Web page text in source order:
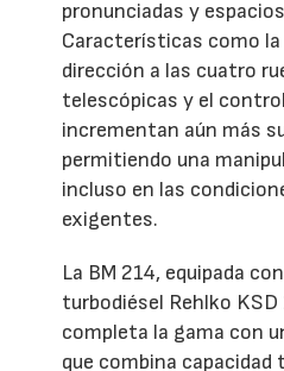
pronunciadas y
Características como la
dirección a las cuatro
telescópicas y el
incrementan aún más
permitiendo una
incluso en las
exigentes.
La BM 214, equipada
turbodiésel Rehlko KSD
completa la gama con
que combina